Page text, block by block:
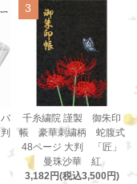
3
千糸繍院 謹製 御朱印
帳 豪華刺繍柄 蛇腹式
48ページ 大判 「匠」
曼珠沙華 紅
3,182円(税込3,500円)